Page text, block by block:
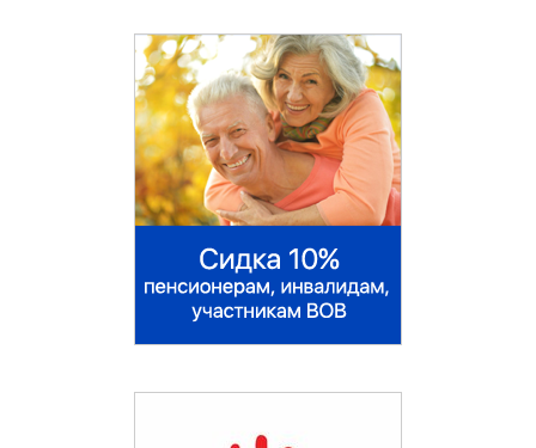
Краснозаводск
Краснознаменск
Кубинка
Лобня
Лыткарино
Люберцы
Малаховка
Можайск
Мытищи
Нахабино
Немчиновка
Ногинск
Подольск